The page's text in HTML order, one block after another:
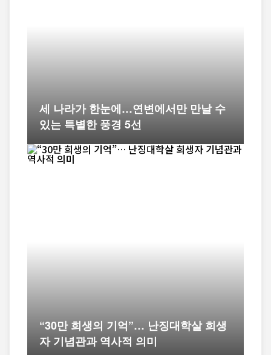
세 나라가 한눈에…연변에서만 만날 수
있는 특별한 풍경 5선
“30만 희생의 기억”… 난징대학살 희생
자 기념관과 역사적 의미